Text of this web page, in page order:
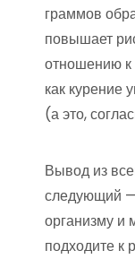
граммов
повышает
отношению к
как курение
(а это,
Вывод из
следующий
организму и
подходите к